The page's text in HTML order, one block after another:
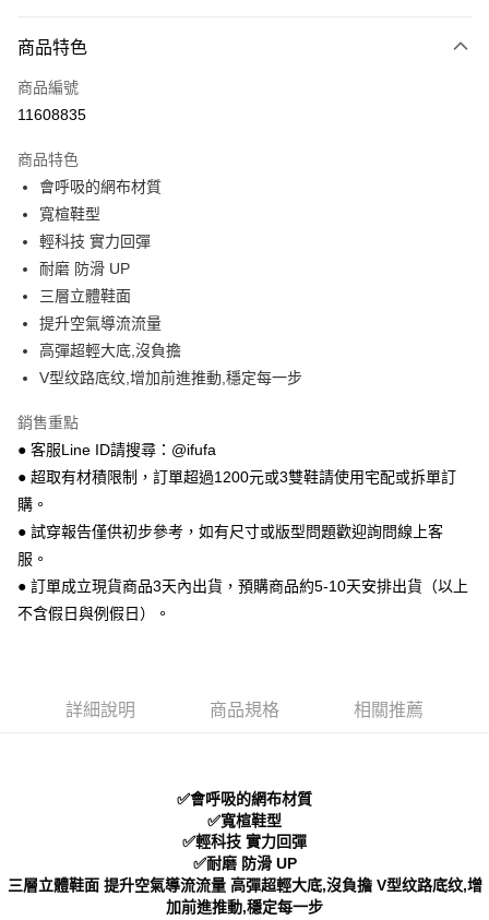
LINE Pay
Apple Pay
悠遊付
Google Pay
全盈+PAY
AFTEE先享後付
相關說明
【關於「AFTEE先享後付」】
AFTEE先享後付是「在收到商品之後才付款」的支付方式。 讓您購物簡單
便利好安心！
２．便利：只要手機號碼，簡訊認證，即可結帳。
３．安心：先確認商品／服務後，再付款。
【「AFTEE先享後付」結帳流程】
１．於結帳方式選擇「AFTEE先享後付」後，將跳轉至「AFTEE先享後付」
２．訂單成立數日內，您將收到繳費通知簡訊。
３．收到繳費通知簡訊後14天內，點擊此簡訊中的連結，可透過四大超商／
ATM／網路銀行／等多元方式進行付款，方視為交易完成。
※ 請注意：結帳手續完成當下不需立刻繳費，但若您需要取消訂單，請聯絡
購買商品的店家。未經商家同意取消之訂單仍視為有效，需透過AFTEE先享
權轉讓予恩沛科技股份有限公司。
２．關於個人資料處理事宜，請瀏覽以下網址：
https://aftee.tw/terms/#terms3
３．未成年的使用者請事先徵得法定代理人或監護人之同意方可使用
「AFTEE先享後付」，若未經同意申辦者引起之損失，本公司不負相關責
任。
４．使用「AFTEE先享後付」時，將依據個別帳號之用戶狀況，依本公司即
ATM付款
運送方式
全家 取貨付款
每筆NT$70，滿NT$999(含以上)免運費
付款後 全家取貨
7-11 取貨付款
每筆NT$70，滿NT$999(含以上)免運費
商品特色
商品編號
11608835
商品特色
會呼吸的網布材質
寬楦鞋型
輕科技 實力回彈
耐磨 防滑 UP
三層立體鞋面
提升空氣導流流量
高彈超輕大底,沒負擔
V型纹路底纹,增加前進推動,穩定每一步
銷售重點
● 客服Line ID請搜尋：@ifufa
● 超取有材積限制，訂單超過1200元或3雙鞋請使用宅配或拆單訂
購。
● 試穿報告僅供初步參考，如有尺寸或版型問題歡迎詢問線上客
服。
● 訂單成立現貨商品3天內出貨，預購商品約5-10天安排出貨（以上
不含假日與例假日）。
詳細說明 商品規格 相關推薦
✅會呼吸的網布材質
✅寬楦鞋型
✅輕科技 實力回彈
✅耐磨 防滑 UP
三層立體鞋面 提升空氣導流流量 高彈超輕大底,沒負擔 V型纹路底纹,增
加前進推動,穩定每一步